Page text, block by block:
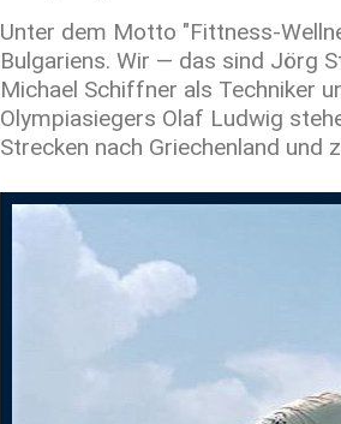
Unter dem Motto "Fittness-
Bulgariens. Wir — das sind Jörg
Michael Schiffner als Techniker
Olympiasiegers Olaf Ludwig
Strecken nach Griechenland